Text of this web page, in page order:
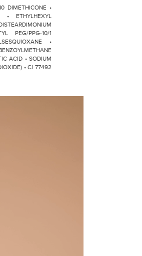
DIMETHICONE •
• ETHYLHEXYL
PEG/PPG-10/1
•
ACID • SODIUM
• CI 77492